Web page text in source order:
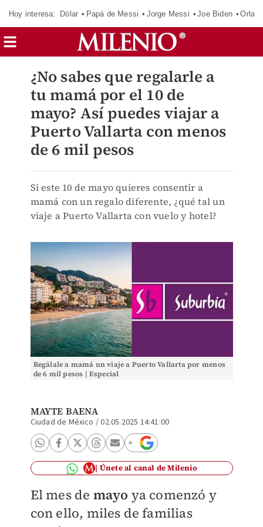
Hoy interesa: Dólar Papá de Messi Jorge Messi Joe Biden
¿No sabes que regalarle a
tu mamá por el 10 de
mayo? Así puedes viajar a
Puerto Vallarta con menos
de 6 mil pesos
Si este 10 de mayo quieres consentir a
mamá con un regalo diferente, ¿qué tal un
viaje a Puerto Vallarta con vuelo y hotel?
Regálale a mamá un viaje a Puerto Vallarta por menos
de 6 mil pesos | Especial
MAYTE BAENA
Ciudad de México /02.05.2025 14:41:00
Únete al canal de Milenio
El mes de mayo ya comenzó y
con ello, miles de familias